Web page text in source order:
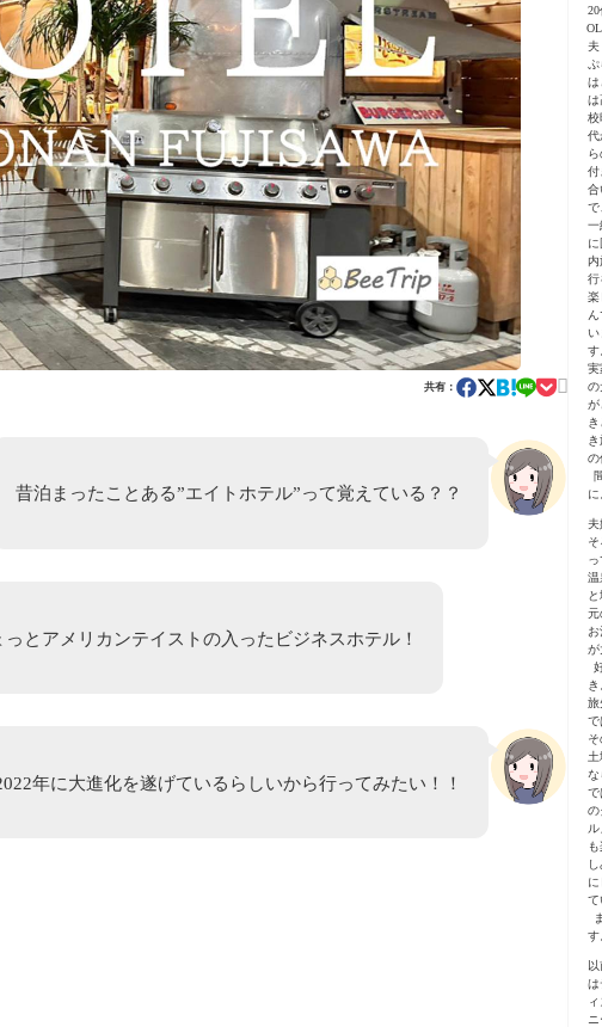
共有： 
昔泊まったことある”エイトホテル”って覚えている？？
とアメリカンテイストの入ったビジネスホテル！
年に大進化を遂げているらしいから行ってみたい！！
OL
夫
は
は
校
代
ら
付
合
で
一
に
内
行
楽
ん
い
す
実
の
が
の
に
夫
そ
っ
温
元
お
が
き
旅
で
そ
土
な
で
の
ル
に
て
ま
す
は
ニ